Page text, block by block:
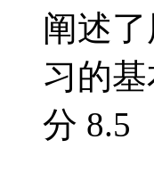
阐述
习的
分 8.5